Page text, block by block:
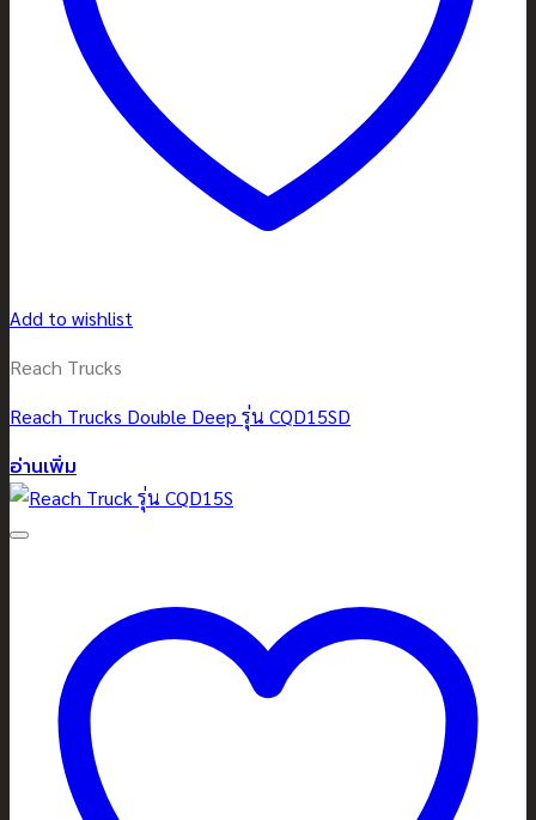
Add to wishlist
Reach Trucks
Reach Trucks Double Deep รุ่น CQD15SD
อ่านเพิ่ม